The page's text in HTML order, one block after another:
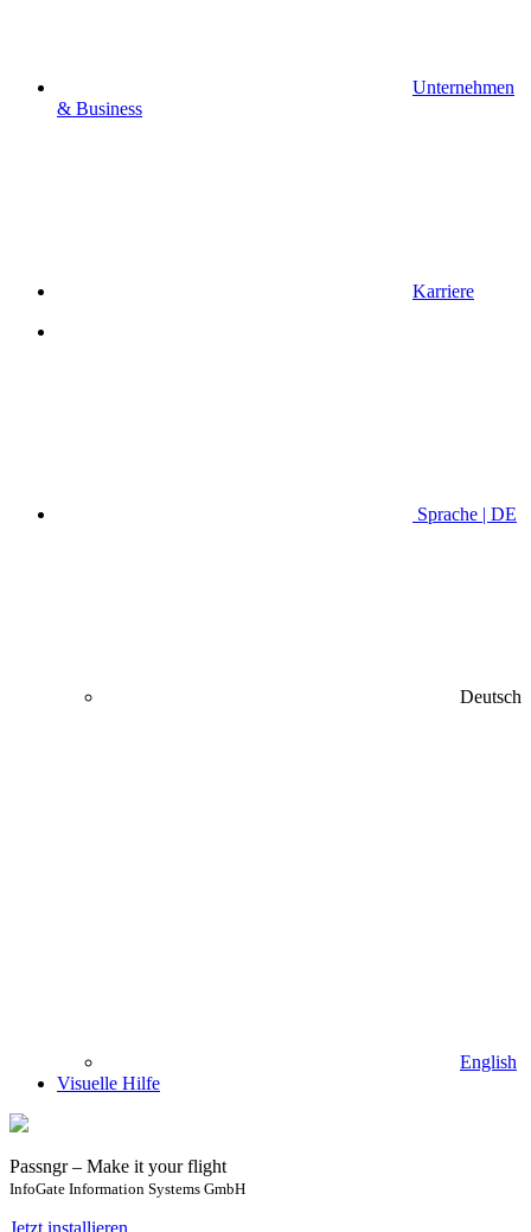
Unternehmen
& Business
Karriere
Sprache | DE
Deutsch
English
Visuelle Hilfe
Passngr – Make it your flight
InfoGate Information Systems GmbH
Jetzt installieren